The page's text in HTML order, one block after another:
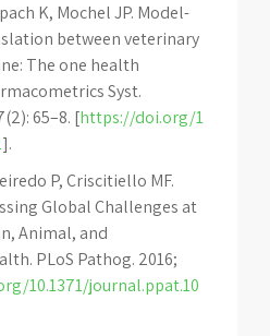
K, Mochel JP. Model-
between veterinary
The one health
Syst.
65–8. [https://doi.org/1
].
P, Criscitiello MF.
Global Challenges at
Animal, and
PLoS Pathog. 2016;
10.1371/journal.ppat.10